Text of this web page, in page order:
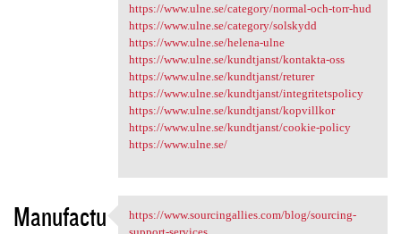
https://www.ulne.se/category/normal-och-torr-hud
https://www.ulne.se/category/solskydd
https://www.ulne.se/helena-ulne
https://www.ulne.se/kundtjanst/kontakta-oss
https://www.ulne.se/kundtjanst/returer
https://www.ulne.se/kundtjanst/integritetspolicy
https://www.ulne.se/kundtjanst/kopvillkor
https://www.ulne.se/kundtjanst/cookie-policy
https://www.ulne.se/
Manufactu https://www.sourcingallies
https://www.sourcingallies.com/blog/sourcing-
support-services